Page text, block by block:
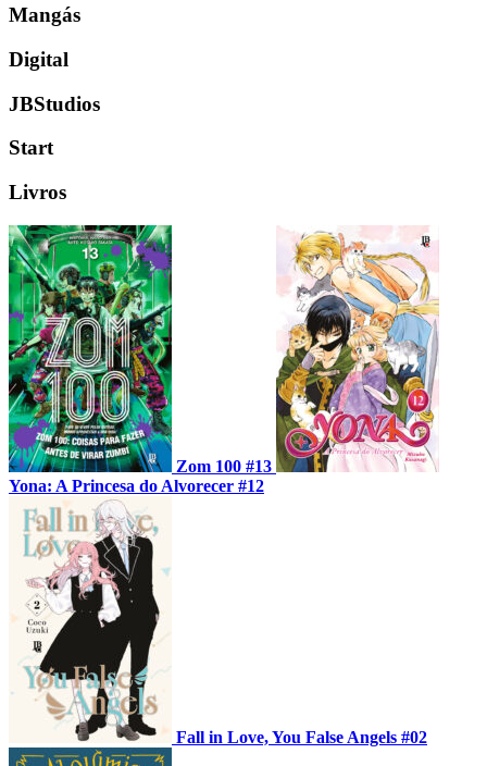
Mangás
Digital
JBStudios
Start
Livros
Zom 100 #13
Yona: A Princesa do Alvorecer #12
Fall in Love, You False Angels #02